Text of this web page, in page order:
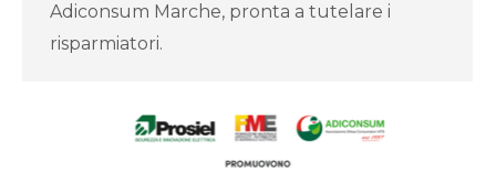
Adiconsum Marche, pronta a tutelare i
risparmiatori.